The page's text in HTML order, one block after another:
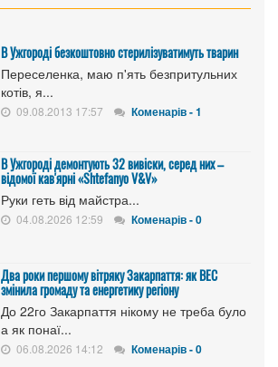
В Ужгороді безкоштовно стерилізуватимуть тварин
Переселенка, маю п'ять безпритульних
котів, я...
09.08.2013 17:57 Коменарів - 1
В Ужгороді демонтують 32 вивіски, серед них –
відомої кав'ярні «Shtefanyo V&V»
Руки геть від майстра...
04.08.2026 12:59 Коменарів - 0
Два роки першому вітряку Закарпаття: як ВЕС
змінила громаду та енергетику регіону
До 22го Закарпаття нікому не треба було
а як понаї...
06.08.2026 14:12 Коменарів - 0